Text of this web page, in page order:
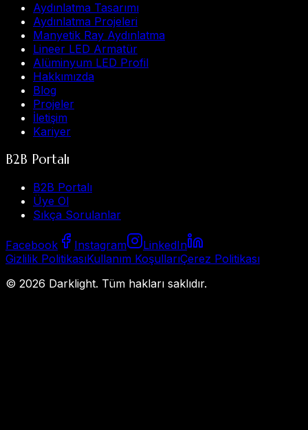
Aydınlatma Tasarımı
Aydınlatma Projeleri
Manyetik Ray Aydınlatma
Lineer LED Armatür
Alüminyum LED Profil
Hakkımızda
Blog
Projeler
İletişim
Kariyer
B2B Portalı
B2B Portalı
Üye Ol
Sıkça Sorulanlar
Facebook Instagram
LinkedIn
Gizlilik PolitikasıKullanım KoşullarıÇerez Politikası
© 2026 Darklight. Tüm hakları saklıdır.